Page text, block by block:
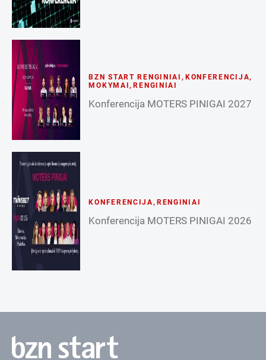
BZN START RENGINIAI , KONFERENCIJA,
MOKYMAI ,RENGINIAI
Konferencija MOTERS PINIGAI 2027
KONFERENCIJA, RENGINIAI
Konferencija MOTERS PINIGAI 2026